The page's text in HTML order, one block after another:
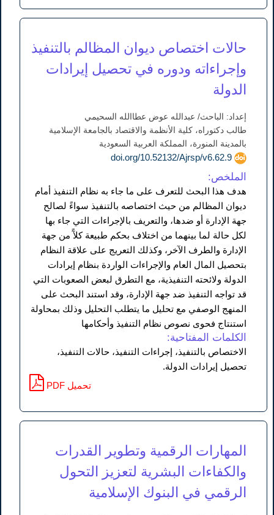
حالات اختصاص ديوان المظالم بالتنفيذ
وإجراءاته ودوره في تحصيل إيرادات
الدولة
إعداد: الباحث/ عبدالله عوض عطاالله السحيمي
طالب دكتوراه، كلية الأنظمة والاقتصاد بالجامعة الإسلامية
بالمدينة المنورة، المملكة العربية السعودية
doi.org/10.52132/Ajrsp/v6.62.9
الملخص:
هدف هذا البحث للتعرف على ما جاء به نظام التنفيذ أمام
ديوان المظالم من حيث اختصاصه بالتنفيذ سواءً لصالح
جهة الإدارة أو ضدها، والتعريف بالإجراءات التي جاء بها
لكل حالة لما بينهما من اختلاف بحكم طبيعة كلآً من جهة
الإدارة والطرف الآخر، وكذلك التعريج على علاقة النظام
بتحصيل المال العام والإجراءات الواردة بنظام إيرادات
الدولة ولائحته التنفيذية، مع التطرق لبعض الصعوبات التي
قد تواجه التنفيذ ضد جهة الإدارة، وقد استند البحث على
المنهج الوصفي مع تحليل ما يتطلب التحليل وذلك بمحاولة
استنتاج فحوى نصوص نظام التنفيذ وأحكامها
الكلمات المفتاحية:
الاختصاص بالتنفيذ، إجراءات التنفيذ، حالات التنفيذ،
تحصيل إيرادات الدولة.
PDF تحميل
المهارات الرقمية وتطوير القدرات
والكفاءات البشرية لتعزيز التحول
الرقمي في البنوك الإسلامية